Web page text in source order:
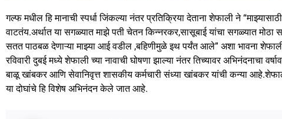
गल्फ मधील हि मानाची स्पर्धा जिंकल्या नंतर प्रतिक्रिया देताना शेफाली ने
वाटतंय.अर्थात या सगळ्यात माझे पती चेतन किन्नरकर,सासूबाई यांचा सगळ्यात
सतत पाठबळ देणाऱ्या माझ्या आई वडील ,बहिणीमुळे इथ पर्यंत आले” अशा भावना
रविवारी दुबई मध्ये शेफाली च्या नावाची घोषणा झाल्या नंतर तिच्यावर अभिनंदनाचा
बाळू खांबकर आणि सेवानिवृत्त शासकीय कर्मचारी संध्या खांबकर यांची कन्या
या दोघांचे हि विशेष अभिनंदन केले जात आहे.